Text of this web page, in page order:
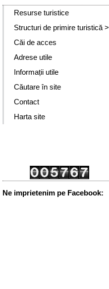
Resurse turistice
Structuri de primire turistică >
Căi de acces
Adrese utile
Informații utile
Căutare în site
Contact
Harta site
Ne imprietenim pe Facebook: